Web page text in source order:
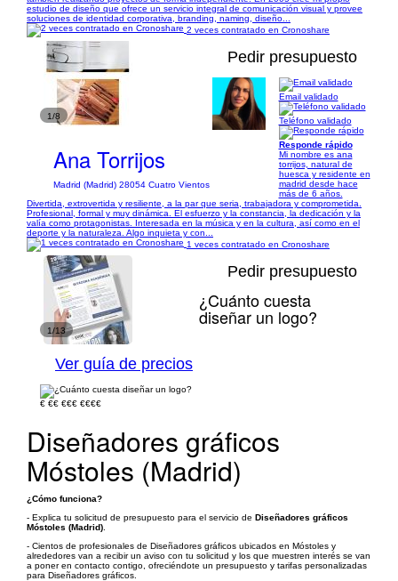
estudio de diseño que ofrece un servicio integral de comunicación visual y provee
soluciones de identidad corporativa, branding, naming, diseño...
2 veces contratado en Cronoshare
1/8
Pedir presupuesto
Ana Torrijos
Madrid (Madrid) 28054 Cuatro Vientos
Email validado
Teléfono validado
Responde rápido
Mi nombre es ana
torrijos, natural de
huesca y residente en
madrid desde hace
más de 6 años.
Divertida, extrovertida y resiliente, a la par que seria, trabajadora y comprometida.
Profesional, formal y muy dinámica. El esfuerzo y la constancia, la dedicación y la
valía como protagonistas. Interesada en la música y en la cultura, así como en el
deporte y la naturaleza. Algo inquieta y con...
1 veces contratado en Cronoshare
1/13
Pedir presupuesto
¿Cuánto cuesta
diseñar un logo?
Ver guía de precios
€ €€ €€€ €€€€
Diseñadores gráficos
Móstoles (Madrid)
¿Cómo funciona?
- Explica tu solicitud de presupuesto para el servicio de Diseñadores gráficos
Móstoles (Madrid)
- Cientos de profesionales de Diseñadores gráficos ubicados en Móstoles y
alrededores van a recibir un aviso con tu solicitud y los que muestren interés se van
a poner en contacto contigo, ofreciéndote un presupuesto y tarifas personalizadas
para Diseñadores gráficos.